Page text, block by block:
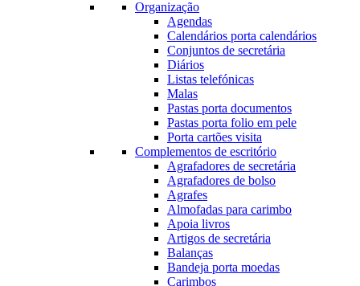
Organização
Agendas
Calendários porta calendários
Conjuntos de secretária
Diários
Listas telefónicas
Malas
Pastas porta documentos
Pastas porta folio em pele
Porta cartões visita
Complementos de escritório
Agrafadores de secretária
Agrafadores de bolso
Agrafes
Almofadas para carimbo
Apoia livros
Artigos de secretária
Balanças
Bandeja porta moedas
Carimbos